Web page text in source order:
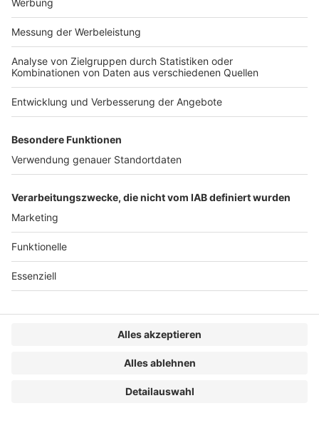
41Von der namentlichen Nennung des Kunden ist die
Werbung mit Referenzprojekten abzugrenzen, bei der
die für diesen erbrachten Leistungen präsentiert
werden. Dies kann von einer einfachen Darstellung in
Form von Fotos bis hin zu ausführlichen
Beschreibungen in Gestalt von Fallstudien (Case
Kundennamen und -projekten geworben, sodass die
berücksichtigen sind.
1. Persönlichkeits- und
Datenschutzrecht
42Das Persönlichkeits- und Datenschutzrecht kann
betroffen sein, wenn der Werbende das Bild einer
natürlichen Person zur Darstellung der erbrachten
Leistung verwendet, wie dies etwa in der Werbung
von Fotografen oder Friseuren der Fall sein kann.
Persönlichkeitsrechts vor der Verbreitung oder
83)Erforderlich ist, dass die
stellen zudem personenbezogene Daten i. S. d. Art. 4